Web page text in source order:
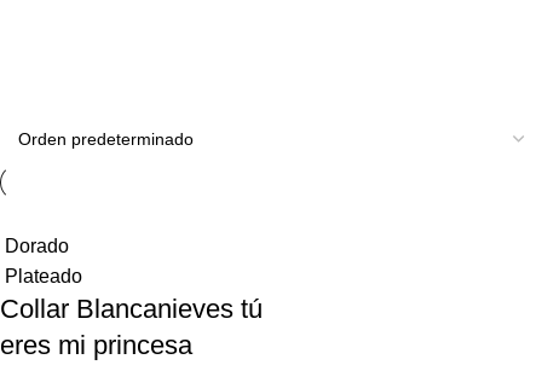
Dorado
Plateado
Collar Blancanieves tú
eres mi princesa ​